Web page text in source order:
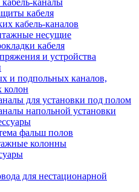
каналы
кабеля
кабель-каналов
несущие
кабеля
и устройства
и подпольных каналов,
колон
для установки под полом
напольной установки
фальш полов
колонны
для нестационарной